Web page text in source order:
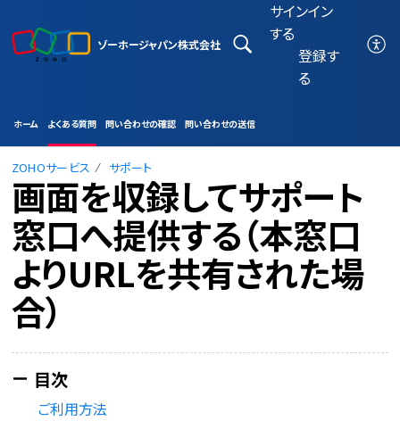
ゾーホージャパン株式会社
サインイン
する
登録す
る
ホーム よくある質問 問い合わせの確認 問い合わせの送信
ZOHOサービス サポート
画面を収録してサポート
窓口へ提供する（本窓口
よりURLを共有された場
合）
ご利用方法